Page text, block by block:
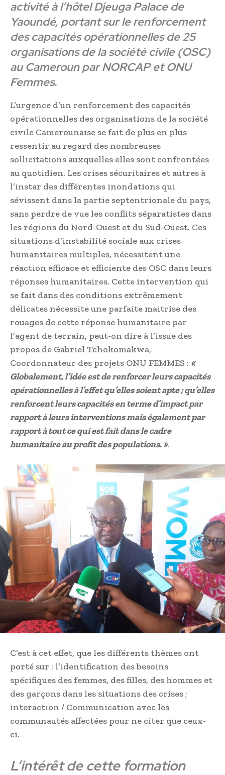
activité à l’hôtel Djeuga Palace de
Yaoundé, portant sur le renforcement
des capacités opérationnelles de 25
organisations de la société civile (OSC)
au Cameroun par NORCAP et ONU
Femmes.
L’urgence d’un renforcement des capacités
opérationnelles des organisations de la société
civile Camerounaise se fait de plus en plus
ressentir au regard des nombreuses
sollicitations auxquelles elles sont confrontées
au quotidien. Les crises sécuritaires et autres à
l’instar des différentes inondations qui
sévissent dans la partie septentrionale du pays,
sans perdre de vue les conflits séparatistes dans
les régions du Nord-Ouest et du Sud-Ouest. Ces
situations d’instabilité sociale aux crises
humanitaires multiples, nécessitent une
réaction efficace et efficiente des OSC dans leurs
réponses humanitaires. Cette intervention qui
se fait dans des conditions extrêmement
délicates nécessite une parfaite maitrise des
rouages de cette réponse humanitaire par
l’agent de terrain, peut-on dire à l’issue des
propos de Gabriel Tchokomakwa,
Coordonnateur des projets ONU FEMMES : «
Globalement, l’idée est de renforcer leurs capacités
opérationnelles à l’effet qu’elles soient apte ; qu’elles
renforcent leurs capacités en terme d’impact par
rapport à leurs interventions mais également par
rapport à tout ce qui est fait dans le cadre
humanitaire au profit des populations. ».
C’est à cet effet, que les différents thèmes ont
porté sur : l’identification des besoins
spécifiques des femmes, des filles, des hommes et
des garçons dans les situations des crises ;
interaction / Communication avec les
communautés affectées pour ne citer que ceux-
ci.
L’intérêt de cette formation